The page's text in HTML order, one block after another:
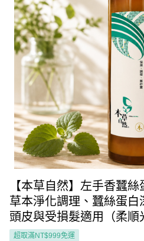
【本草自然】左手香蠶絲
草本淨化調理、蠶絲蛋白
頭皮與受損髮適用（柔順
件1200元)
超取滿NT$999免運